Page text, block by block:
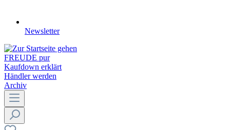
Newsletter
FREUDE pur
Kaufdown erklärt
Händler werden
Archiv